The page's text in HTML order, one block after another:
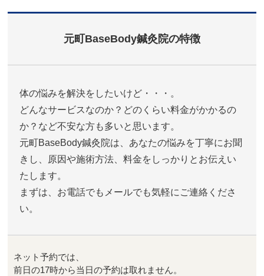
元町BaseBody鍼灸院の特徴
体の悩みを解決をしたいけど・・・。
どんなサービスなのか？どのくらい料金がかかるの
か？など不安な方も多いと思います。
元町BaseBody鍼灸院は、あなたの悩みを丁寧にお聞
きし、原因や施術方法、料金をしっかりとお伝えい
たします。
まずは、お電話でもメールでも気軽にご連絡くださ
い。
ネット予約では、
前日の17時から当日の予約は取れません。